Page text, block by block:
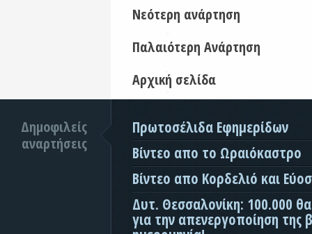
Νεότερη ανάρτηση
Παλαιότερη Ανάρτηση
Αρχική σελίδα
Δημοφιλείς
αναρτήσεις
Πρωτοσέλιδα Εφημερίδων
Βίντεο απο το Ωραιόκαστρο
Βίντεο απο Κορδελιό και
Δυτ. Θεσσαλονίκη: 100.000
για την απενεργοποίηση της